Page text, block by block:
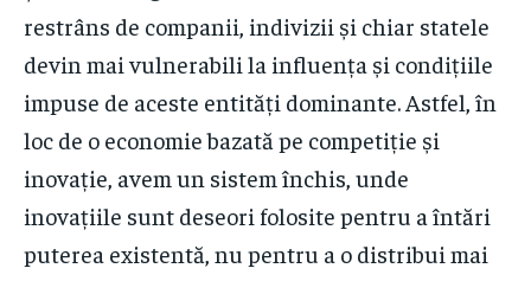
restrâns de companii, indivizii și chiar statele
devin mai vulnerabili la influența și condițiile
impuse de aceste entități dominante. Astfel, în
loc de o economie bazată pe competiție și
inovație, avem un sistem închis, unde
inovațiile sunt deseori folosite pentru a întări
puterea existentă, nu pentru a o distribui mai